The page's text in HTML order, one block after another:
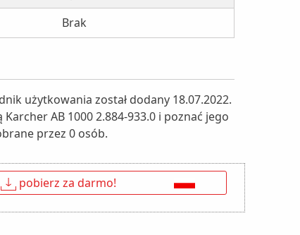
Brak
użytkowania został dodany 18.07.2022.
AB 1000 2.884-933.0 i poznać jego
przez 0 osób.
↓ pobierz za darmo!